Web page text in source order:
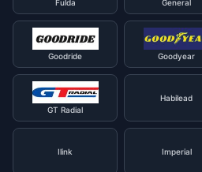
Fulda General
Goodride Goodyear
GT Radial
Habilead
Ilink
Imperial